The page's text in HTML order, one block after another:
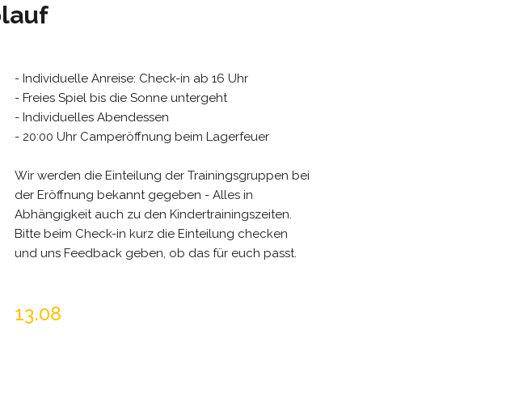
- Individuelle Anreise: Check-in ab 16 Uhr
- Freies Spiel bis die Sonne untergeht
- Individuelles Abendessen
- 20:00 Uhr Camperöffnung beim Lagerfeuer
Wir werden die Einteilung der Trainingsgruppen bei
der Eröffnung bekannt gegeben - Alles in
Abhängigkeit auch zu den Kindertrainingszeiten.
Bitte beim Check-in kurz die Einteilung checken
und uns Feedback geben, ob das für euch passt.
13.08